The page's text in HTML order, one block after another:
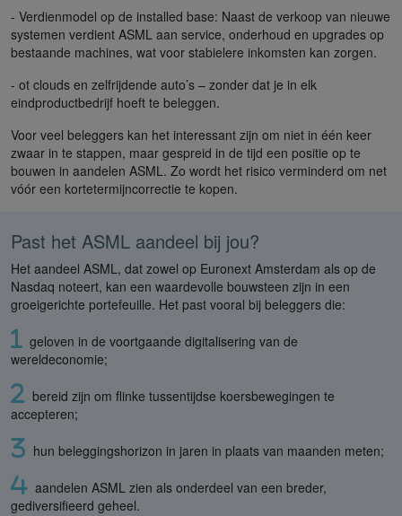
- Verdienmodel op de installed base: Naast de verkoop van nieuwe
systemen verdient ASML aan service, onderhoud en upgrades op
bestaande machines, wat voor stabielere inkomsten kan zorgen.
- ot clouds en zelfrijdende auto’s – zonder dat je in elk
eindproductbedrijf hoeft te beleggen.
Voor veel beleggers kan het interessant zijn om niet in één keer
zwaar in te stappen, maar gespreid in de tijd een positie op te
bouwen in aandelen ASML. Zo wordt het risico verminderd om net
vóór een kortetermijncorrectie te kopen.
Past het ASML aandeel bij jou?
Het aandeel ASML, dat zowel op Euronext Amsterdam als op de
Nasdaq noteert, kan een waardevolle bouwsteen zijn in een
groeigerichte portefeuille. Het past vooral bij beleggers die:
geloven in de voortgaande digitalisering van de
wereldeconomie;
bereid zijn om flinke tussentijdse koersbewegingen te
accepteren;
hun beleggingshorizon in jaren in plaats van maanden meten;
aandelen ASML zien als onderdeel van een breder,
gediversifieerd geheel.